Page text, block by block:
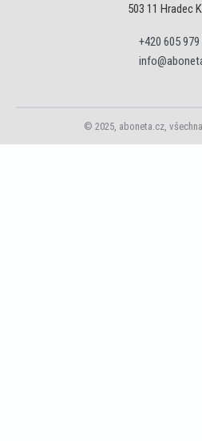
503 11 Hradec
+420 605 979
© 2025, aboneta.cz,